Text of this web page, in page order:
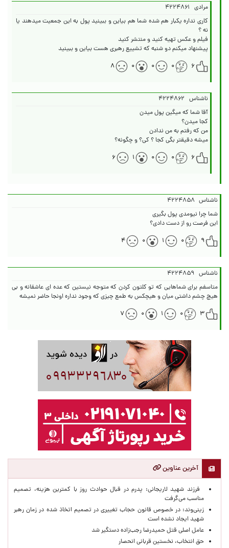
مرادی ۴۲۲۴۸۶۱
کاری نداره یکبار هم شده شما هم بیاین و ببینید پول به این جمعیت میدهند یا
پیشنهاد میکنم دو شنبه که تشییع رهبری هست بیاین و ببینید
۶
۰ ۰ ۰ ۸
ناشناس ۴۲۲۴۸۶۲
میشه دقیقتر بگی کجا ؟ کی؟ و چگونه؟
۶
۰ ۰ ۱ ۶
ناشناس ۴۲۲۴۸۵۸
این فرصت رو از دست دادی؟
۹
۰ ۱ ۰ ۴
ناشناس ۴۲۲۴۸۵۹
متاسفم برای شماهایی که تو کلتون کردن که متوجه نیستین که عده ای عاشقانه و بی
هیچ چشم داشتی میان و هیچکس به طمع چیزی که وجود نداره اونجا حاضر نمیشه
۳
۰ ۱ ۰ ۷
آخرین عناوین
فرزند شهید لاریجانی: پدرم در قبال حوادث روز با کمترین هزینه، تصمیم
مناسب می‌گرفت
زینی‌وند: در خصوص قانون حجاب تغییری در تصمیم اتخاذ شده در زمان رهبر
شهید ایجاد نشده است
عامل اصلی قتل حمیدرضا رجب‌زاده دستگیر شد
حق انتخاب، نخستین قربانی انحصار